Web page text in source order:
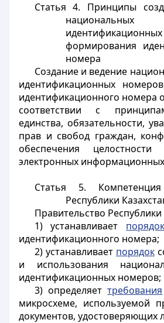
Статья 4. Принципы
формирования
номера
Создание и ведение
идентификационных
идентификационного номера
соответствии с
единства, обязательности,
прав и свобод граждан,
обеспечения
электронных информационных
Статья 5. Компетенция
Республики
Правительство Республики
1) устанавливает порядок
идентификационного номера;
2) устанавливает порядок
и использования
идентификационных номеров;
3) определяеттребования
микросхеме, используемой
документов, удостоверяющих